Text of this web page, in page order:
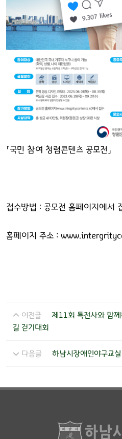
「국민 참여 청렴콘텐츠 공모전」
접수방법 : 공모전 홈페이지에서
홈페이지 주소 :
이전글
제11회 특전사와 함
길 걷기대회
다음글 하남시장애인야구교